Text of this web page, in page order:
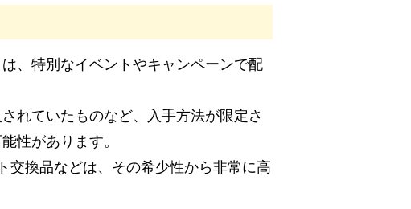
、特別なイベントやキャンペーンで配
れていたものなど、入手方法が限定さ
性があります。
交換品などは、その希少性から非常に高